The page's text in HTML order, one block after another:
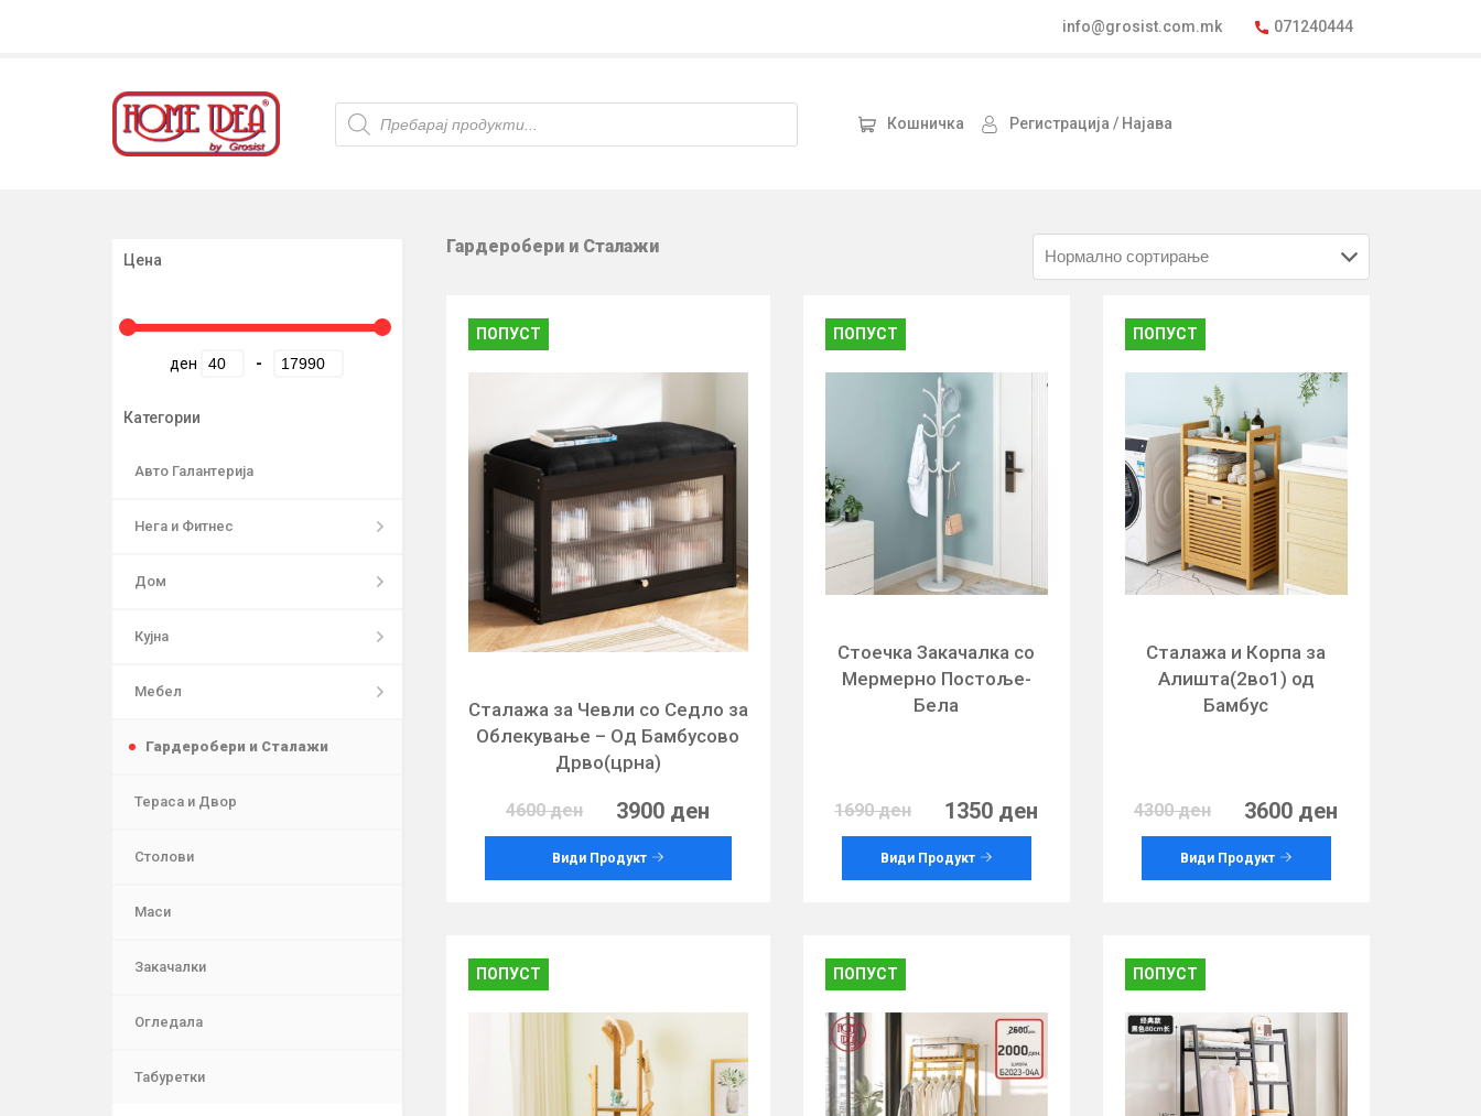
info@grosist.com.mk 071240444
Products
search
Кошничка Регистрација / Најава
Цена
ден -
Категории
Авто Галантерија
Нега и Фитнес
Дом
Кујна
Мебел
Гардеробери и Сталажи
Тераса и Двор
Столови
Маси
Закачалки
Огледала
Табуретки
Гардеробери и Сталажи
ПОПУСТ
Сталажа за Чевли со Седло за
Облекување – Од Бамбусово
Дрво(црна)
4600 ден 3900 ден
Види Продукт
ПОПУСТ
Стоечка Закачалка со
Мермерно Постоље-
Бела
1690 ден 1350 ден
Види Продукт
ПОПУСТ
Сталажа и Корпа за
Алишта(2во1) од
Бамбус
4300 ден 3600 ден
Види Продукт
ПОПУСТ ПОПУСТ ПОПУСТ